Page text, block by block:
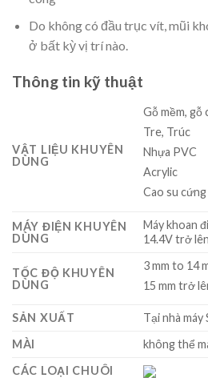
Do không có đầu trục vít, mũi
ở bất kỳ vị trí nào.
Thông tin kỹ thuật
VẬT LIỆU KHUYÊN
DÙNG
Gỗ mềm, gỗ
Tre, Trúc
Nhựa PVC
Acrylic
Cao su cứng
MÁY ĐIỆN KHUYÊN
DÙNG
Máy khoan
14.4V trở lên
TỐC ĐỘ KHUYÊN
DÙNG
3 mm to 14
15 mm trở
SẢN XUẤT
Tại nhà máy
MÀI
không thể
CÁC LOẠI CHUÔI